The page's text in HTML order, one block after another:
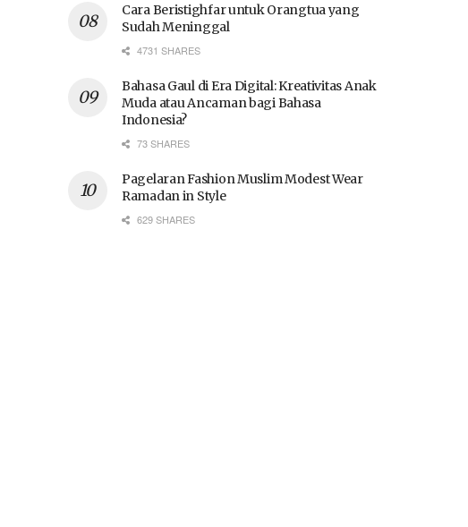
Cara Beristighfar untuk Orangtua yang
Sudah Meninggal
4731 SHARES
Bahasa Gaul di Era Digital: Kreativitas Anak
Muda atau Ancaman bagi Bahasa
Indonesia?
73 SHARES
Pagelaran Fashion Muslim Modest Wear
Ramadan in Style
629 SHARES